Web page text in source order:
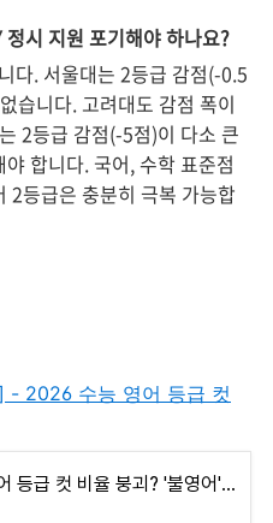
시 지원 포기해야 하나요?
다. 서울대는 2등급 감점(-0.5
습니다. 고려대도 감점 폭이
2등급 감점(-5점)이 다소 큰
합니다. 국어, 수학 표준점
2등급은 충분히 극복 가능합
- 2026 수능 영어 등급 컷
2026 수능 영어 등급 컷 비율 붕괴? '불영어'이었나?